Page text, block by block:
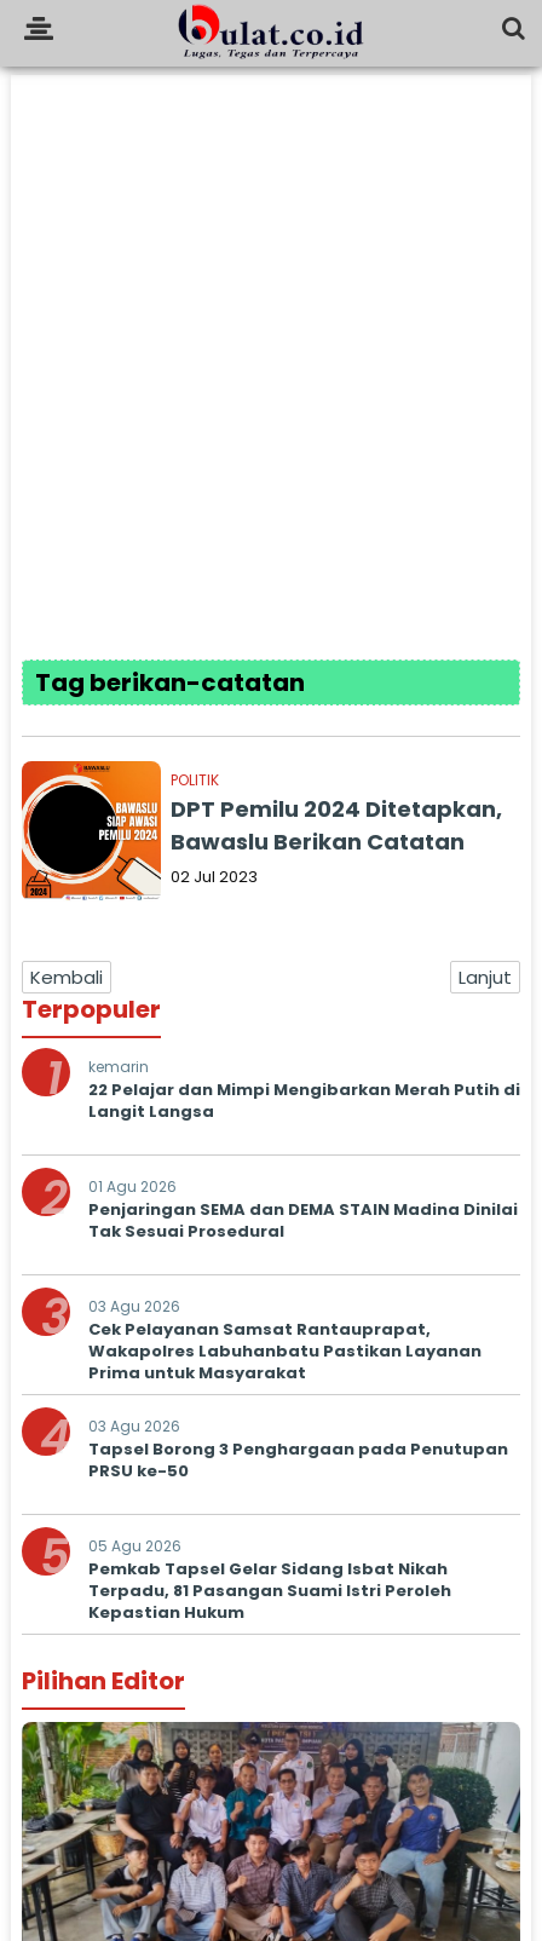
Tag berikan-catatan
POLITIK
DPT Pemilu 2024 Ditetapkan,
Bawaslu Berikan Catatan
02 Jul 2023
Kembali Lanjut
Terpopuler
1 kemarin
22 Pelajar dan Mimpi Mengibarkan Merah Putih di
Langit Langsa
2 01 Agu 2026
Penjaringan SEMA dan DEMA STAIN Madina Dinilai
Tak Sesuai Prosedural
3 03 Agu 2026
Cek Pelayanan Samsat Rantauprapat,
Wakapolres Labuhanbatu Pastikan Layanan
Prima untuk Masyarakat
4 03 Agu 2026
Tapsel Borong 3 Penghargaan pada Penutupan
PRSU ke-50
5 05 Agu 2026
Pemkab Tapsel Gelar Sidang Isbat Nikah
Terpadu, 81 Pasangan Suami Istri Peroleh
Kepastian Hukum
Pilihan Editor